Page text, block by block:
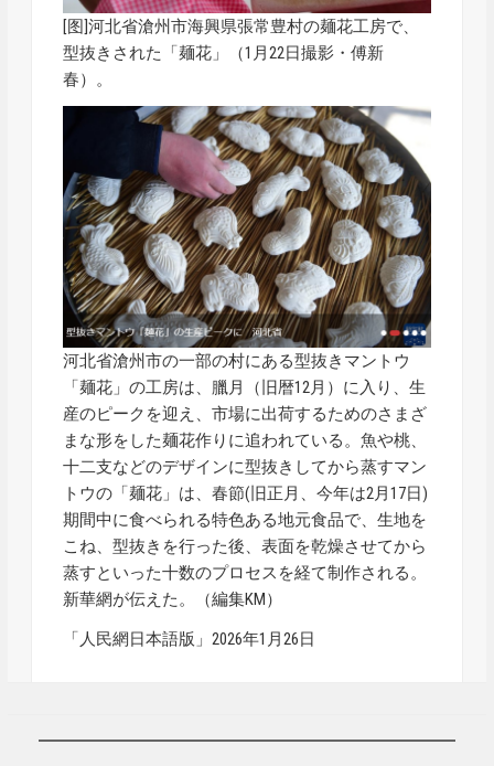
[图]河北省滄州市海興県張常豊村の麺花工房で、
型抜きされた「麺花」（1月22日撮影・傅新
春）。
河北省滄州市の一部の村にある型抜きマントウ
「麺花」の工房は、臘月（旧暦12月）に入り、生
産のピークを迎え、市場に出荷するためのさまざ
まな形をした麺花作りに追われている。魚や桃、
十二支などのデザインに型抜きしてから蒸すマン
トウの「麺花」は、春節(旧正月、今年は2月17日)
期間中に食べられる特色ある地元食品で、生地を
こね、型抜きを行った後、表面を乾燥させてから
蒸すといった十数のプロセスを経て制作される。
新華網が伝えた。（編集KM）
「人民網日本語版」2026年1月26日